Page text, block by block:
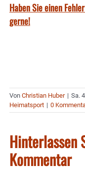
Haben Sie einen
gerne!
Von Christian Huber | Sa.
Heimatsport | 0
Hinterlassen
Kommentar